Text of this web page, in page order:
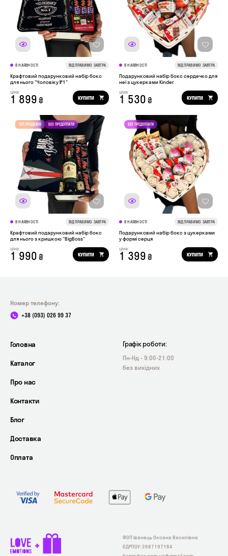
В НАЯВНОСТІ ВІДПРАВИМО ЗАВТРА
Крафтовий подарунковий набір бокс
для нього "Чоловіку №1"
ціна:
1 899 ₴ КУПИТИ
В НАЯВНОСТІ ВІДПРАВИМО ЗАВТРА
Подарунковий набір бокс сердечко для
неї з цукерками Kinder
ціна:
1 530 ₴ КУПИТИ
В НАЯВНОСТІ ВІДПРАВИМО ЗАВТРА
Крафтовий подарунковий набір бокс
для нього з кришкою "BigBoss"
ціна:
1 990 ₴ КУПИТИ
В НАЯВНОСТІ ВІДПРАВИМО ЗАВТРА
Подарунковий набір бокс з цукерками
у формі серця
ціна:
1 399 ₴ КУПИТИ
Номер телефону:
+38 (093) 026 99 37
Головна
Каталог
Про нас
Контакти
Блог
Доставка
Оплата
Графік роботи:
Пн-Нд - 9:00-21:00
без вихідних
ФОП Іванець Оксана Василівна
ЄДРПОУ: 2687197164